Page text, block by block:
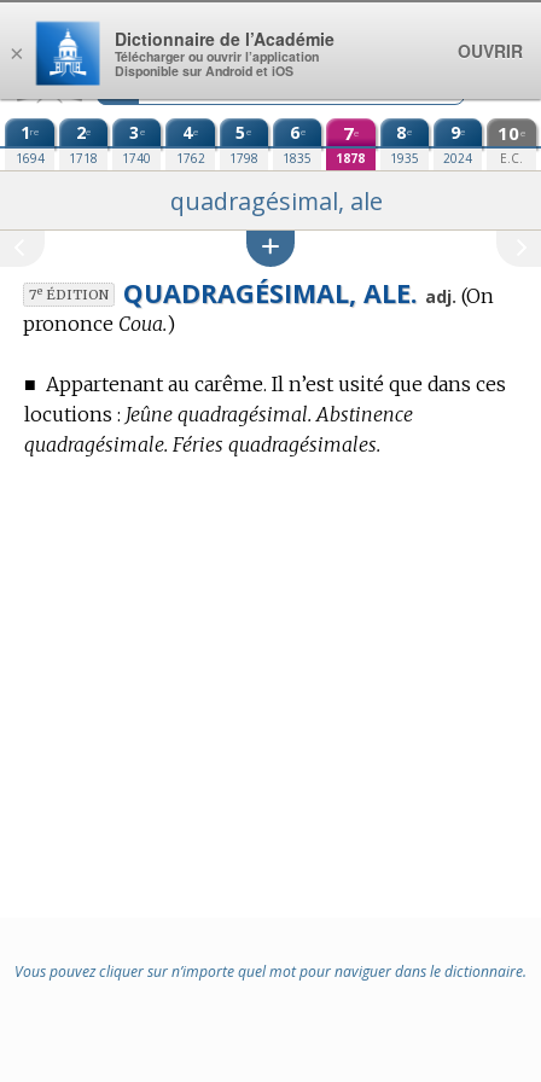
Aller au contenu
1re
1694
2e
1718
3e
1740
4e
1762
5e
1798
6e
1835
7e
1878
8e
1935
9e
2024
10e
E.C.
quadragésimal, ale
7eÉDITION QUADRAGÉSIMAL, ALE. adj. (On
prononce Coua.)
■ Appartenant au carême. Il n’est usité que dans ces
locutions : Jeûne quadragésimal. Abstinence
quadragésimale. Féries quadragésimales.
Vous pouvez cliquer sur n’importe quel mot pour naviguer dans le dictionnaire.
×
Dictionnaire de l’Académie
Télécharger ou ouvrir l’application
Disponible sur Android et iOS
OUVRIR